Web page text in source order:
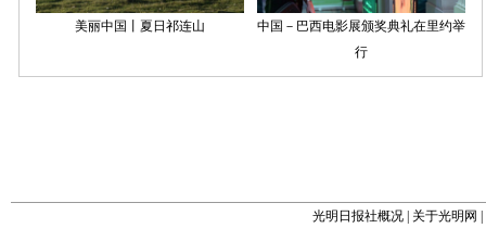
光明日报社概况 关于光明网